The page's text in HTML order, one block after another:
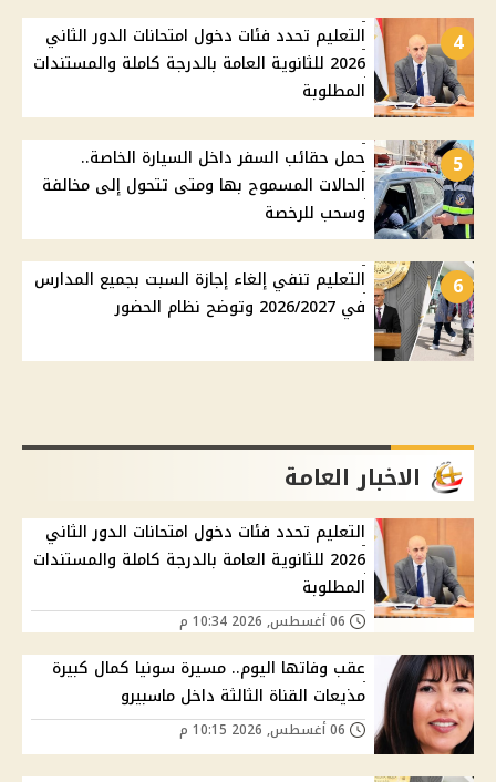
4
التعليم تحدد فئات دخول امتحانات الدور الثاني
2026 للثانوية العامة بالدرجة كاملة والمستندات
المطلوبة
5
حمل حقائب السفر داخل السيارة الخاصة..
الحالات المسموح بها ومتى تتحول إلى مخالفة
وسحب للرخصة
6
التعليم تنفي إلغاء إجازة السبت بجميع المدارس
في 2026/2027 وتوضح نظام الحضور
الاخبار العامة
التعليم تحدد فئات دخول امتحانات الدور الثاني
2026 للثانوية العامة بالدرجة كاملة والمستندات
المطلوبة
عقب وفاتها اليوم.. مسيرة سونيا كمال كبيرة
مذيعات القناة الثالثة داخل ماسبيرو